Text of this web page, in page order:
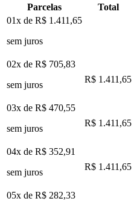
Parcelas
Total
01x de R$ 1.411,65
sem juros
02x de R$ 705,83
sem juros
R$ 1.411,65
03x de R$ 470,55
sem juros
R$ 1.411,65
04x de R$ 352,91
sem juros
R$ 1.411,65
05x de R$ 282,33